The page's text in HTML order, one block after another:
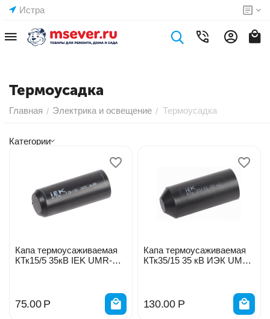
Истра
Термоусадка
Главная / Электрика и освещение / Термоусадка
Категории
Капа термоусаживаемая
КТк15/5 35кВ IEK UMR-
75.00 Р
Капа термоусаживаемая
КТк35/15 35 кВ ИЭК UMR-
130.00 Р